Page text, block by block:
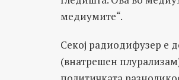
медиумите“.
Секој радиодифузер е
(внатрешен